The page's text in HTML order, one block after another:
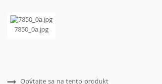
7850_0a.jpg